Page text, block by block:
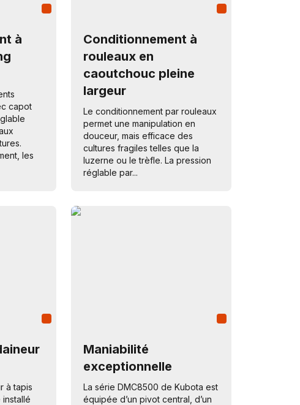
à
capot
les
Conditionnement à
rouleaux en
caoutchouc pleine
largeur
Le conditionnement par rouleaux
permet une manipulation en
douceur, mais efficace des
cultures fragiles telles que la
luzerne ou le trèfle. La pression
réglable par...
à tapis
Maniabilité
exceptionnelle
La série DMC8500 de Kubota est
équipée d’un pivot central, d’un